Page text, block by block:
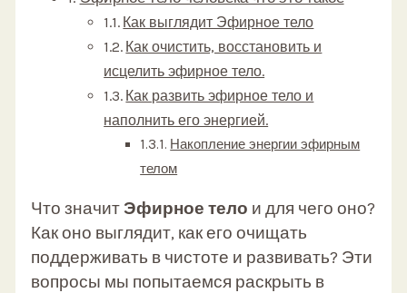
Как выглядит Эфирное тело
Как очистить, восстановить и
исцелить эфирное тело.
Как развить эфирное тело и
наполнить его энергией.
Накопление энергии эфирным
телом
Что значитЭфирное тело и для чего оно?
Как оно выглядит, как его очищать
поддерживать в чистоте и развивать? Эти
вопросы мы попытаемся раскрыть в